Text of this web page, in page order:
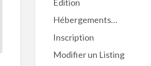
Edition
Hébergements…
Inscription
Modifier un Listing